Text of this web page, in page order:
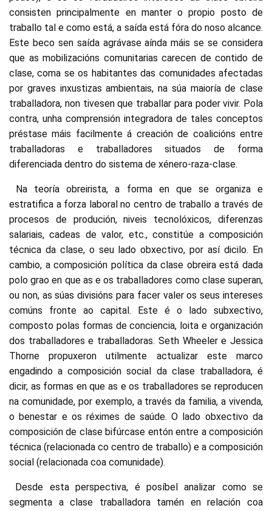
consisten principalmente en manter o propio posto de
traballo tal e como está, a saída está fóra do noso alcance.
Este beco sen saída agrávase aínda máis se se considera
que as mobilizacións comunitarias carecen de contido de
clase, coma se os habitantes das comunidades afectadas
por graves inxustizas ambientais, na súa maioría de clase
traballadora, non tivesen que traballar para poder vivir. Pola
contra, unha comprensión integradora de tales conceptos
préstase máis facilmente á creación de coalicións entre
traballadoras e traballadores situados de forma
diferenciada dentro do sistema de xénero-raza-clase.
Na teoría obreirista, a forma en que se organiza e
estratifica a forza laboral no centro de traballo a través de
procesos de produción, niveis tecnolóxicos, diferenzas
salariais, cadeas de valor, etc., constitúe a composición
técnica da clase, o seu lado obxectivo, por así dicilo. En
cambio, a composición política da clase obreira está dada
polo grao en que as e os traballadores como clase superan,
ou non, as súas divisións para facer valer os seus intereses
comúns fronte ao capital. Este é o lado subxectivo,
composto polas formas de conciencia, loita e organización
dos traballadores e traballadoras. Seth Wheeler e Jessica
Thorne propuxeron utilmente actualizar este marco
engadindo a composición social da clase traballadora, é
dicir, as formas en que as e os traballadores se reproducen
na comunidade, por exemplo, a través da familia, a vivenda,
o benestar e os réximes de saúde. O lado obxectivo da
composición de clase bifúrcase entón entre a composición
técnica (relacionada co centro de traballo) e a composición
social (relacionada coa comunidade).
Desde esta perspectiva, é posíbel analizar como se
segmenta a clase traballadora tamén en relación coa